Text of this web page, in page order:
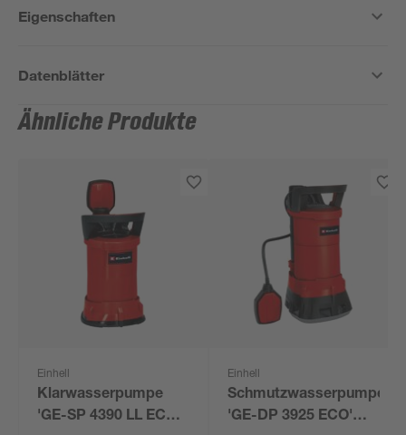
Eigenschaften
Datenblätter
Ähnliche Produkte
Einhell
Klarwasserpumpe
'GE-SP 4390 LL ECO'
Einhell
Schmutzwasserpumpe
'GE-DP 3925 ECO'